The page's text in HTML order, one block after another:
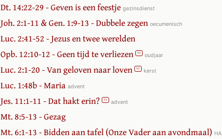
Dt. 14:22-29 - Geven is een feestje gezinsdienst
Joh. 2:1-11 & Gen. 1:9-13 - Dubbele zegen oecumenisch
Luc. 2:41-52 - Jezus en twee werelden
Opb. 12:10-12 - Geen tijd te verliezen V2 oudjaar
Luc. 2:1-20 - Van geloven naar loven V2 kerst
Luc. 1:48b - Maria advent
Jes. 11:1-11 - Dat hakt erin? V2 advent
Mt. 8:5-13 - Gezag
Mt. 6:1-13 - Bidden aan tafel (Onze Vader aan avondmaal) HA